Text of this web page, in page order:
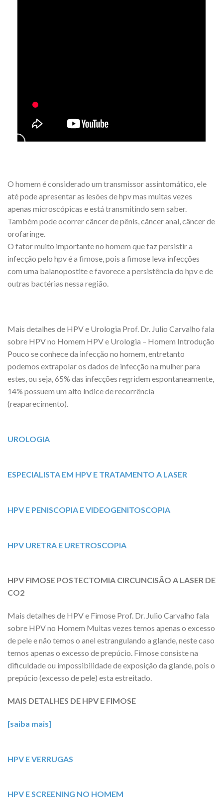
O homem é considerado um transmissor assintomático, ele
até pode apresentar as lesões de hpv mas muitas vezes
apenas microscópicas e está transmitindo sem saber.
Também pode ocorrer câncer de pênis, câncer anal, câncer de
orofaringe.
O fator muito importante no homem que faz persistir a
infecção pelo hpv é a fimose, pois a fimose leva infecções
com uma balanopostite e favorece a persistência do hpv e de
outras bactérias nessa região.
Mais detalhes de HPV e Urologia Prof. Dr. Julio Carvalho fala
sobre HPV no Homem HPV e Urologia – Homem Introdução
Pouco se conhece da infecção no homem, entretanto
podemos extrapolar os dados de infecção na mulher para
estes, ou seja, 65% das infecções regridem espontaneamente,
14% possuem um alto índice de recorrência
(reaparecimento).
UROLOGIA
ESPECIALISTA EM HPV E TRATAMENTO A LASER
HPV E PENISCOPIA E VIDEOGENITOSCOPIA
HPV URETRA E URETROSCOPIA
HPV FIMOSE POSTECTOMIA CIRCUNCISÃO A LASER DE
CO2
Mais detalhes de HPV e Fimose Prof. Dr. Julio Carvalho fala
sobre HPV no Homem Muitas vezes temos apenas o excesso
de pele e não temos o anel estrangulando a glande, neste caso
temos apenas o excesso de prepúcio. Fimose consiste na
dificuldade ou impossibilidade de exposição da glande, pois o
prepúcio (excesso de pele) esta estreitado.
MAIS DETALHES DE HPV E FIMOSE
[saiba mais]
HPV E VERRUGAS
HPV E SCREENING NO HOMEM